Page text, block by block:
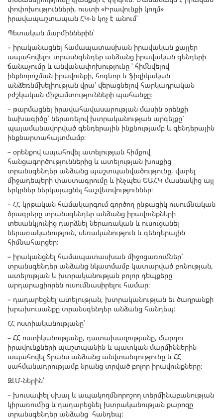
փոփոխությունների, ուստի «Իրավունքի կողմ»
իրավապաշտապան ՀԿ-ն կոչ է անում՝
Պետական մարմիններին՝
– իրականացնել համապատասխան իրավական քայլեր
ապահովելու տրասնգենդեր անձանց իրավական գենդերի
ճանաչումը և անվանափոխությունը ՝ հիմնվելով
ինքնորոշման իրավունքի, հոգևոր և ֆիզիկական
անձեռնմխելիության վրա՝ վերացնելով հարկադրական
բժշկական միջամտությունների պահանջը։
– թարմացնել իրավահավասարության մասին օրենքի
նախագիծը` ներառելով խտրականության արգելքը`
պայամանավորված գենդերային ինքնությամբ և գենդերային
ինքնարտահայտմամբ։
– օրենքով ապահովել ատելության հիմքով
հանցագործություններից և ատելության խոսքից
տրանսգենդեր անձանց պաշտպանվածությունը, վարել
միջադեպերի փաստագրումը և ինչպես ԵԱՀԿ մասնակից այլ
երկրներ ներկայացնել հաշվետվություններ։
– ՀՀ կրթական համակարգում գործող ընթացիկ ուսումնական
ծրագրերը տրանսգենդեր անձանց իրավունքների
տեսանկյունից դարձնել ներառական և ուսուցանել
ներառականություն, սեռականություն և գենդերային
հիմնահարցեր:
– իրականցնել համապատասխան միջոցառումներ`
տրանսգենդեր անձանց նկատմամբ կատարված բռնության,
ատելության և խտրականության բոլոր դեպքերը
արդարացիորեն ուսումնասիրելու համար։
– դադարեցնել ատելության, խտրականության եւ ծաղրանքի
խրախուսանքը տրանսգենդեր անձանց հանդեպ:
ՀՀ ոստիականությանը՝
– ՀՀ ոստիկանությանը, դատախազությանը, մարդու
իրավունքների պաշտպանին և պատկան մարմիններին
ապահովել Տրանս անձանց անվտանգությունը և ՀՀ
սահմանադրությամբ նրանց տրված բոլոր իրավունքները։
ԶԼՄ-ներին՝
– խուսափել սխալ և ապակողմնորոշող տերմինաբանության
կիրառումից և դադարեցնել խտրականության քարոզը
տրանսգենդեր անձանց հանդեպ: